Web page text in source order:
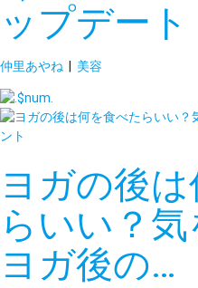
ップデート
仲里あやね | 美容
ヨガの後
らいい？
ヨガ後の…